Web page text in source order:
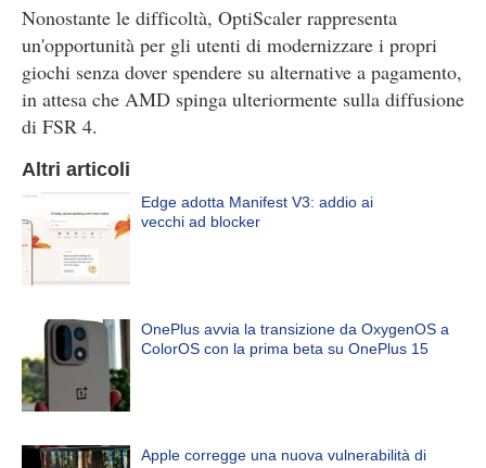
Nonostante le difficoltà, OptiScaler rappresenta
un'opportunità per gli utenti di modernizzare i propri
giochi senza dover spendere su alternative a pagamento,
in attesa che AMD spinga ulteriormente sulla diffusione
di FSR 4.
Altri articoli
Edge adotta Manifest V3: addio ai
vecchi ad blocker
OnePlus avvia la transizione da OxygenOS a
ColorOS con la prima beta su OnePlus 15
Apple corregge una nuova vulnerabilità di